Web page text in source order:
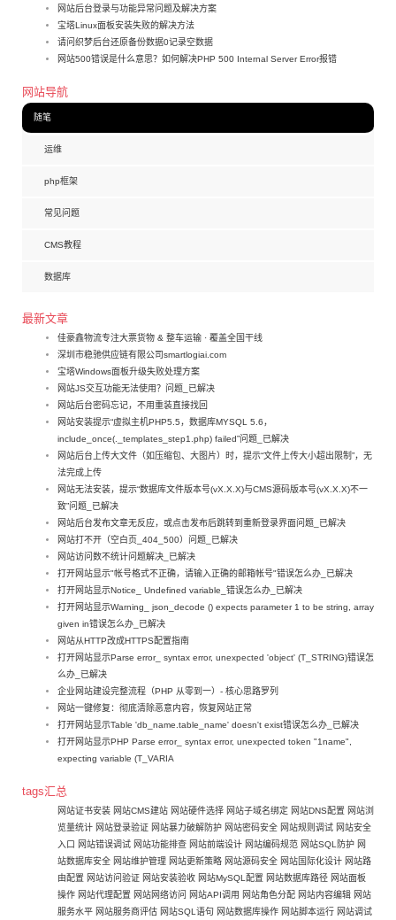
网站后台登录与功能异常问题及解决方案
宝塔Linux面板安装失败的解决方法
请问织梦后台还原备份数据0记录空数据
网站500错误是什么意思？如何解决PHP 500 Internal Server Error报错
网站导航
随笔
运维
php框架
常见问题
CMS教程
数据库
最新文章
佳豪鑫物流专注大票货物 & 整车运输 · 覆盖全国干线
深圳市稳驰供应链有限公司smartlogiai.com
宝塔Windows面板升级失败处理方案
网站JS交互功能无法使用？问题_已解决
网站后台密码忘记，不用重装直接找回
网站安装提示“虚拟主机PHP5.5，数据库MYSQL 5.6，
include_once(._templates_step1.php) failed”问题_已解决
网站后台上传大文件（如压缩包、大图片）时，提示“文件上传大小超出限制”，无
法完成上传
网站无法安装，提示“数据库文件版本号(vX.X.X)与CMS源码版本号(vX.X.X)不一
致”问题_已解决
网站后台发布文章无反应，或点击发布后跳转到重新登录界面问题_已解决
网站打不开（空白页_404_500）问题_已解决
网站访问数不统计问题解决_已解决
打开网站显示"帐号格式不正确，请输入正确的邮箱帐号"错误怎么办_已解决
打开网站显示Notice_ Undefined variable_错误怎么办_已解决
打开网站显示Warning_ json_decode () expects parameter 1 to be string, array
given in错误怎么办_已解决
网站从HTTP改成HTTPS配置指南
打开网站显示Parse error_ syntax error, unexpected 'object' (T_STRING)错误怎
么办_已解决
企业网站建设完整流程（PHP 从零到一）- 核心思路罗列
网站一键修复：彻底清除恶意内容，恢复网站正常
打开网站显示Table 'db_name.table_name' doesn't exist错误怎么办_已解决
打开网站显示PHP Parse error_ syntax error, unexpected token "1name",
expecting variable (T_VARIA
tags汇总
网站证书安装 网站CMS建站 网站硬件选择 网站子域名绑定 网站DNS配置 网站浏
览量统计 网站登录验证 网站暴力破解防护 网站密码安全 网站规则调试 网站安全
入口 网站错误调试 网站功能排查 网站前端设计 网站编码规范 网站SQL防护 网
站数据库安全 网站维护管理 网站更新策略 网站源码安全 网站国际化设计 网站路
由配置 网站访问验证 网站安装验收 网站MySQL配置 网站数据库路径 网站面板
操作 网站代理配置 网站网络访问 网站API调用 网站角色分配 网站内容编辑 网站
服务水平 网站服务商评估 网站SQL语句 网站数据库操作 网站脚本运行 网站调试